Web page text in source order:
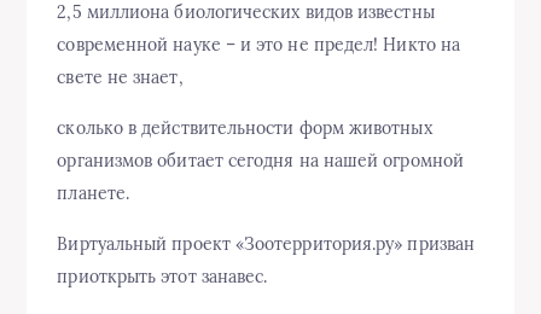
2,5 миллиона биологических видов известны
современной науке – и это не предел! Никто на
свете не знает,
сколько в действительности форм животных
организмов обитает сегодня на нашей огромной
планете.
Виртуальный проект «Зоотерритория.ру» призван
приоткрыть этот занавес.